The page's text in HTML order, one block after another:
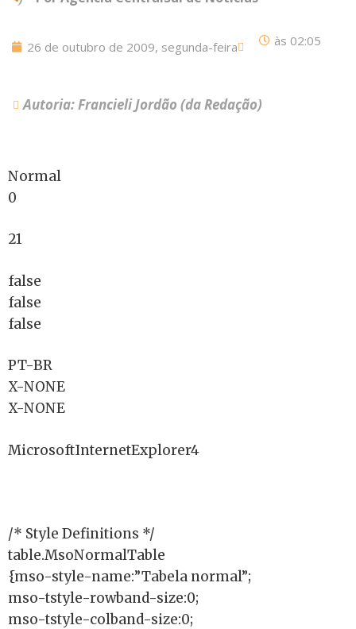
26 de outubro de 2009, segunda-feira às 02:05
Autoria: Francieli Jordão (da Redação)
Normal
0
21
false
false
false
PT-BR
X-NONE
X-NONE
MicrosoftInternetExplorer4
/* Style Definitions */
table.MsoNormalTable
{mso-style-name:”Tabela normal”;
mso-tstyle-rowband-size:0;
mso-tstyle-colband-size:0;